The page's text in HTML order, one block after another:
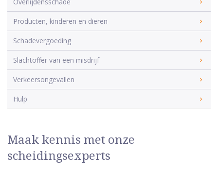
Producten, kinderen en dieren
Schadevergoeding
Slachtoffer van een misdrijf
Verkeersongevallen
Hulp
Maak kennis met onze
scheidingsexperts